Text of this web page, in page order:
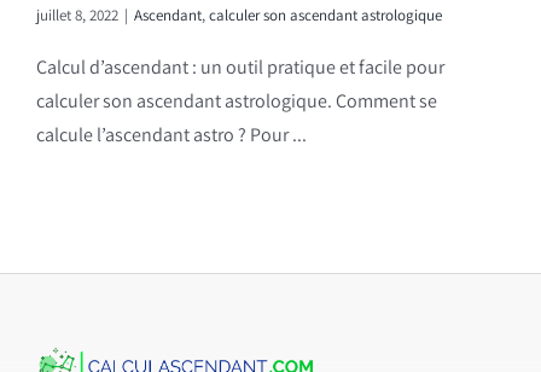
juillet 8, 2022 | Ascendant,calculer son ascendant astrologique
Calcul d’ascendant : un outil pratique et facile pour
calculer son ascendant astrologique. Comment se
calcule l’ascendant astro ? Pour ...